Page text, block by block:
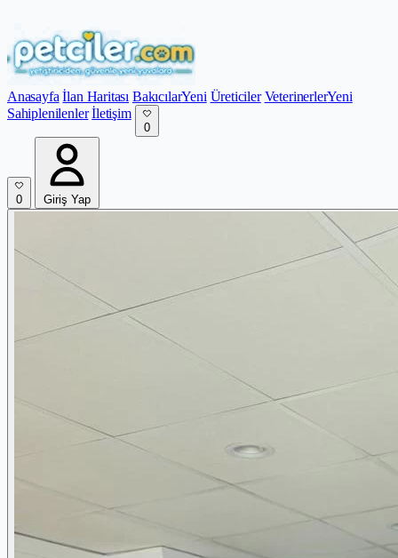
Anasayfa İlan Haritası BakıcılarYeni Üreticiler VeterinerlerYeni
Sahiplenilenler İletişim
0
0 Giriş Yap